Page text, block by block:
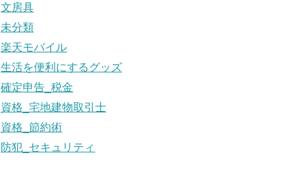
文房具
未分類
楽天モバイル
生活を便利にするグッズ
確定申告_税金
資格_宅地建物取引士
資格_節約術
防犯_セキュリティ